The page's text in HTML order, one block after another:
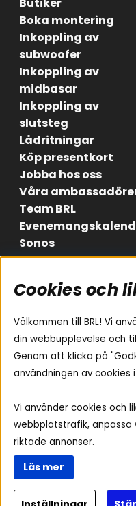
Boka montering
Inkoppling av
subwoofer
Inkoppling av
midbasar
Inkoppling av
slutsteg
Lådritningar
Köp presentkort
Jobba hos oss
Våra
Team BRL
Sonos
Områden
Billjud
Hemmaljud
Medarbetare
Vad passar i min bil
Yamaha Musiccast
Ljud till A-traktorn
Ljud till båten
Ljud till lastbil
Ljus till A-traktorn
Visselblåsning
Cookies och
Välkommen till BRL! Vi
din webbupplevelse och
Genom att klicka på
användningen av cookies
Vi använder cookies och
webbplatstrafik, anpassa
riktade annonser.
Läs mer